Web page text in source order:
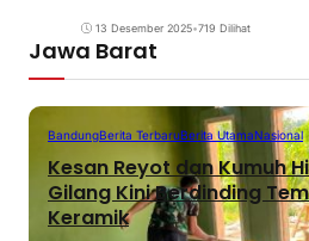
13 Desember 2025•719 Dilihat
Jawa Barat
BandungBerita TerbaruBerita UtamaNasional
Kesan Reyot dan Kumuh
Gilang Kini Berdinding
Keramik